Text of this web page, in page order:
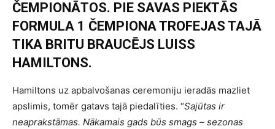
ČEMPIONĀTOS. PIE SAVAS PIEKTĀS
FORMULA 1 ČEMPIONA TROFEJAS TAJĀ
TIKA BRITU BRAUCĒJS LUISS
HAMILTONS.
Hamiltons uz apbalvošanas ceremoniju ieradās mazliet
apslimis, tomēr gatavs tajā piedalīties. “Sajūtas ir
neaprakstāmas. Nākamais gads būs smags – sezonas